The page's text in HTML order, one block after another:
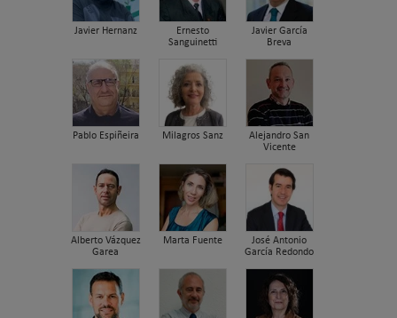
Javier Hernanz
Ernesto
Sanguinetti
Javier García
Breva
Pablo Espiñeira Milagros Sanz
Alejandro San
Vicente
Alberto Vázquez
Garea
Marta Fuente
José Antonio
García Redondo